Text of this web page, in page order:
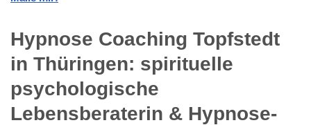
Hypnose Coaching Topfstedt
in Thüringen: spirituelle
psychologische
Lebensberaterin & Hypnose-